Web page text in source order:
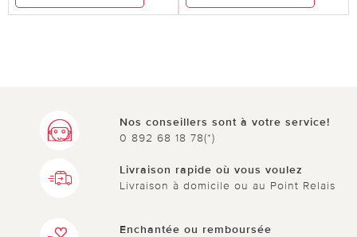
Nos conseillers sont à votre service!
0 892 68 18 78(*)
Livraison rapide où vous voulez
Livraison à domicile ou au Point Relais
Enchantée ou remboursée